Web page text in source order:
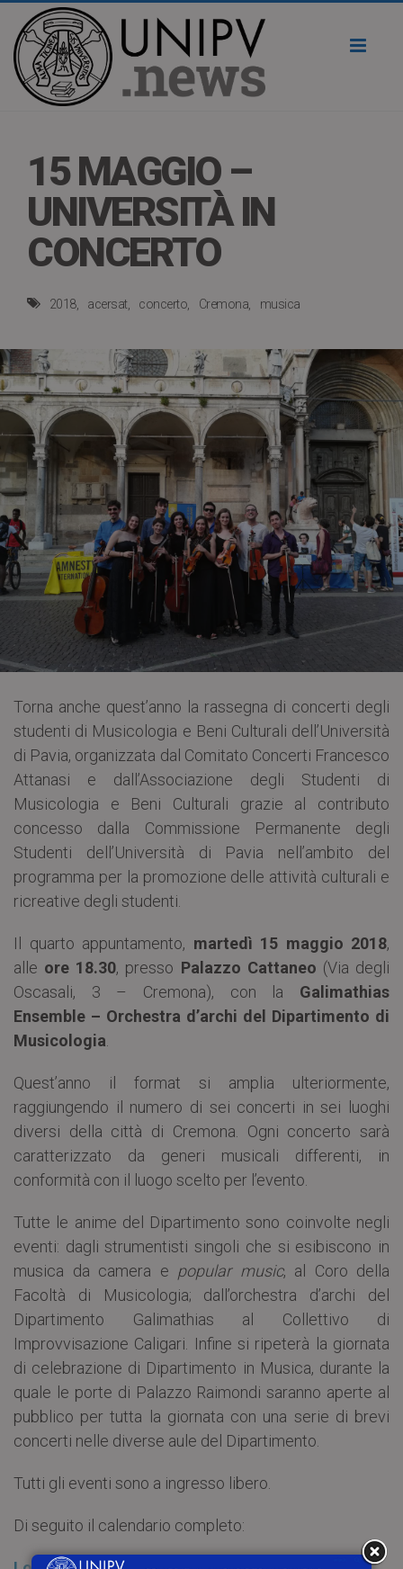
15 MAGGIO –
UNIVERSITÀ IN
CONCERTO
2018 acersat concerto Cremona musica
Torna anche quest’anno la rassegna di concerti degli
studenti di Musicologia e Beni Culturali dell’Università
di Pavia, organizzata dal Comitato Concerti Francesco
Attanasi e dall’Associazione degli Studenti di
Musicologia e Beni Culturali grazie al contributo
concesso dalla Commissione Permanente degli
Studenti dell’Università di Pavia nell’ambito del
programma per la promozione delle attività culturali e
ricreative degli studenti.
Il quarto appuntamento, martedì 15 maggio 2018,
alle ore 18.30, presso Palazzo Cattaneo (Via degli
Oscasali, 3 – Cremona), con la Galimathias
Ensemble – Orchestra d’archi del Dipartimento di
Musicologia
Quest’anno il format si amplia ulteriormente,
raggiungendo il numero di sei concerti in sei luoghi
diversi della città di Cremona. Ogni concerto sarà
caratterizzato da generi musicali differenti, in
conformità con il luogo scelto per l’evento.
Tutte le anime del Dipartimento sono coinvolte negli
eventi: dagli strumentisti singoli che si esibiscono in
musica da camera e popular music, al Coro della
Facoltà di Musicologia; dall’orchestra d’archi del
Dipartimento Galimathias al Collettivo di
Improvvisazione Caligari. Infine si ripeterà la giornata
di celebrazione di Dipartimento in Musica, durante la
quale le porte di Palazzo Raimondi saranno aperte al
pubblico per tutta la giornata con una serie di brevi
concerti nelle diverse aule del Dipartimento.
Tutti gli eventi sono a ingresso libero.
Di seguito il calendario completo: